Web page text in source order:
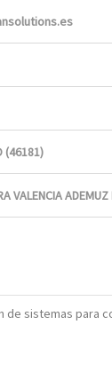
(46181)
VALENCIA
de sistemas para